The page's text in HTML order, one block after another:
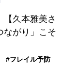
【久本雅美さ
ながり」こそ
#フレイル予防